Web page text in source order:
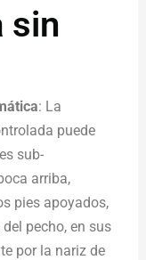
sin
: La
puede
sub-
arriba,
pies apoyados,
pecho, en sus
por la nariz de